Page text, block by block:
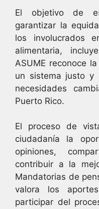
El objetivo de
garantizar la
los involucrados
alimentaria,
ASUME reconoce
un sistema justo y
necesidades
Puerto Rico.
El proceso de
ciudadanía la
opiniones,
contribuir a la
Mandatorias de
valora los
participar del